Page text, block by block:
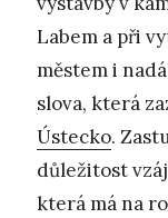
Labem a při
městem i
slova, která
Ústecko.
důležitost
která má na